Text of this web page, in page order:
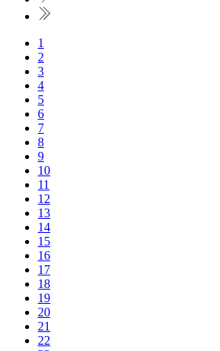
1
2
3
4
5
6
7
8
9
10
11
12
13
14
15
16
17
18
19
20
21
22